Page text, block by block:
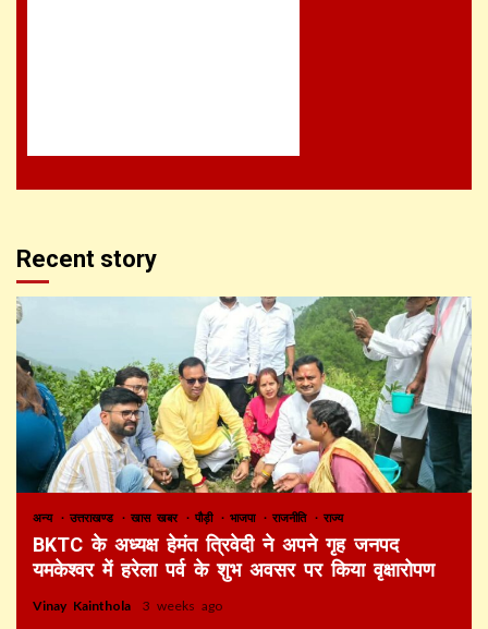
Recent story
अन्य उत्तराखण्ड खास खबर पौड़ी भाजपा राजनीति राज्य
BKTC के अध्यक्ष हेमंत त्रिवेदी ने अपने गृह जनपद
यमकेश्वर में हरेला पर्व के शुभ अवसर पर किया वृक्षारोपण
Vinay Kainthola 3 weeks ago